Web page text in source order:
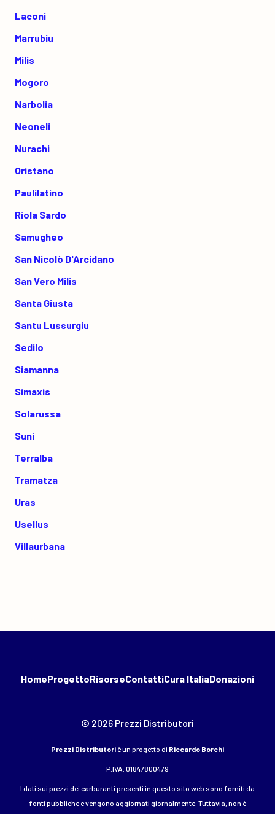
Laconi
Marrubiu
Milis
Mogoro
Narbolia
Neoneli
Nurachi
Oristano
Paulilatino
Riola Sardo
Samugheo
San Nicolò D'Arcidano
San Vero Milis
Santa Giusta
Santu Lussurgiu
Sedilo
Siamanna
Simaxis
Solarussa
Suni
Terralba
Tramatza
Uras
Usellus
Villaurbana
HomeProgettoRisorseContattiCura ItaliaDonazioni
© 2026 Prezzi Distributori
Prezzi Distributori è un progetto di Riccardo Borchi
P.IVA: 01847800479
I dati sui prezzi dei carburanti presenti in questo sito web sono forniti da
fonti pubbliche e vengono aggiornati giornalmente. Tuttavia, non è